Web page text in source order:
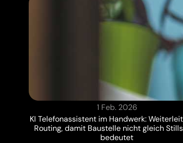
1 Feb. 2026
KI Telefonassistent im Handwerk:
Routing, damit Baustelle nicht gleich
bedeutet